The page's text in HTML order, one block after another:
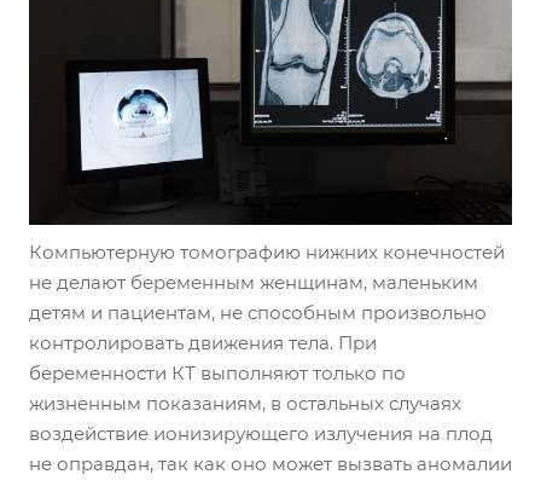
Компьютерную томографию нижних конечностей
не делают беременным женщинам, маленьким
детям и пациентам, не способным произвольно
контролировать движения тела. При
беременности КТ выполняют только по
жизненным показаниям, в остальных случаях
воздействие ионизирующего излучения на плод
не оправдан, так как оно может вызвать аномалии